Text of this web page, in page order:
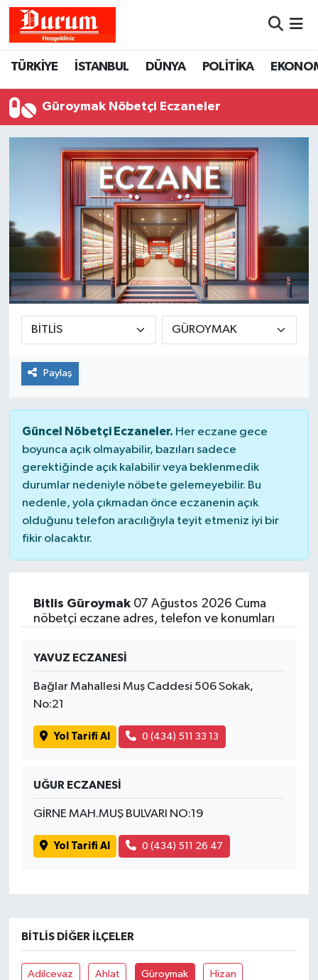
TÜRKİYE İSTANBUL DÜNYA POLİTİKA
Güroymak Nöbetçi Eczaneler
Paylaş
Güncel Nöbetçi Eczaneler. Her eczane gece
boyunca açık olmayabilir, bazıları sadece
gerektiğinde açık kalabilir veya beklenmedik
durumlar nedeniyle nöbete gelemeyebilir. Bu
nedenle, yola çıkmadan önce eczanenin açık
olduğunu telefon aracılığıyla teyit etmeniz iyi bir
fikir olacaktır.
Bitlis Güroymak07 Ağustos 2026 Cuma
nöbetçi eczane adres, telefon ve konumları
YAVUZ ECZANESİ
Bağlar Mahallesi Muş Caddesi 506 Sokak,
No:21
Yol Tarifi Al 0 (434) 511 33 13
UĞUR ECZANESİ
GİRNE MAH.MUŞ BULVARI NO:19
Yol Tarifi Al 0 (434) 511 26 47
BITLIS DIĞER İLÇELER
Adilcevaz Ahlat Güroymak Hizan
Hava Durumu
Namaz Vakitleri
Trafik Durumu
Süper Lig Puan Durumu ve Fikstür
Tüm Manşetler
Son Dakika Haberleri
Haber Arşivi